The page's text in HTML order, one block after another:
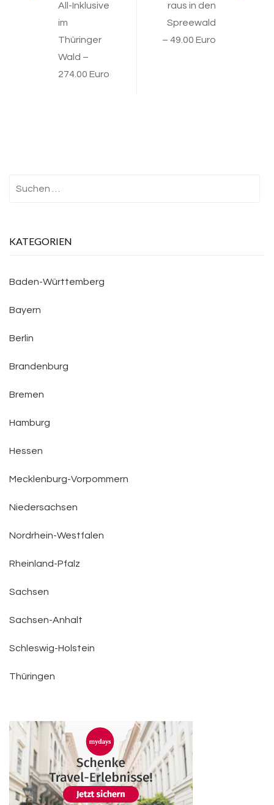
navigation
All-Inklusive
im
Thüringer
Wald –
274.00 Euro
raus in den
Spreewald
– 49.00 Euro
KATEGORIEN
Baden-Württemberg
Bayern
Berlin
Brandenburg
Bremen
Hamburg
Hessen
Mecklenburg-Vorpommern
Niedersachsen
Nordrhein-Westfalen
Rheinland-Pfalz
Sachsen
Sachsen-Anhalt
Schleswig-Holstein
Thüringen